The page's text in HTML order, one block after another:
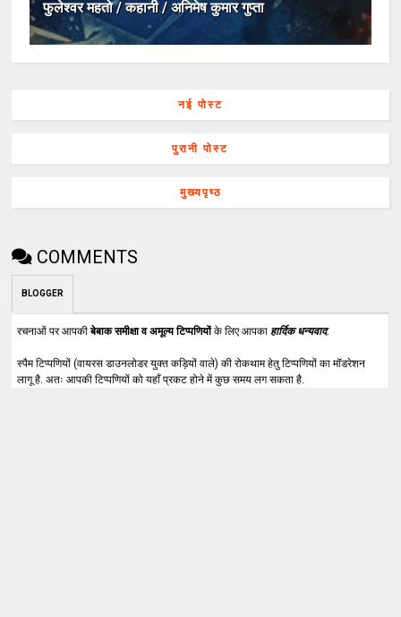
फुलेश्वर महतो / कहानी / अनिमेष कुमार गुप्ता
नई पोस्ट
पुरानी पोस्ट
मुख्यपृष्ठ
COMMENTS
BLOGGER
रचनाओं पर आपकीबेबाक समीक्षा व अमूल्य टिप्पणियोंके लिए आपका हार्दिक धन्यवाद.
स्पैम टिप्पणियों (वायरस डाउनलोडर युक्त कड़ियों वाले) की रोकथाम हेतु टिप्पणियों का मॉडरेशन
लागू है. अतः आपकी टिप्पणियों को यहाँ प्रकट होने में कुछ समय लग सकता है.